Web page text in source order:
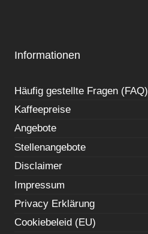
Informationen
Häufig gestellte Fragen (FAQ)
Kaffeepreise
Angebote
Stellenangebote
Disclaimer
Impressum
Privacy Erklärung
Cookiebeleid (EU)